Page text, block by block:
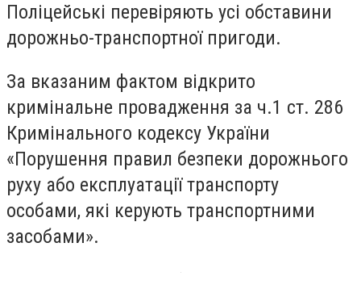
Поліцейські перевіряють усі обставини
дорожньо-транспортної пригоди.
За вказаним фактом відкрито
кримінальне провадження за ч.1 ст. 286
Кримінального кодексу України
«Порушення правил безпеки дорожнього
руху або експлуатації транспорту
особами, які керують транспортними
засобами».